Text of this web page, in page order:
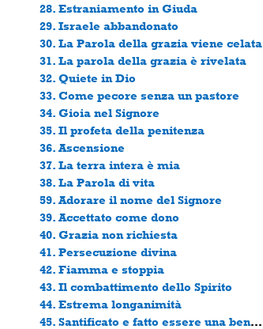
28. Estraniamento in Giuda
29. Israele abbandonato
30. La Parola della grazia viene celata
31. La parola della grazia è rivelata
32. Quiete in Dio
33. Come pecore senza un pastore
34. Gioia nel Signore
35. Il profeta della penitenza
36. Ascensione
37. La terra intera è mia
38. La Parola di vita
59. Adorare il nome del Signore
39. Accettato come dono
40. Grazia non richiesta
41. Persecuzione divina
42. Fiamma e stoppia
43. Il combattimento dello Spirito
44. Estrema longanimità
45. Santificato e fatto essere una benedizione